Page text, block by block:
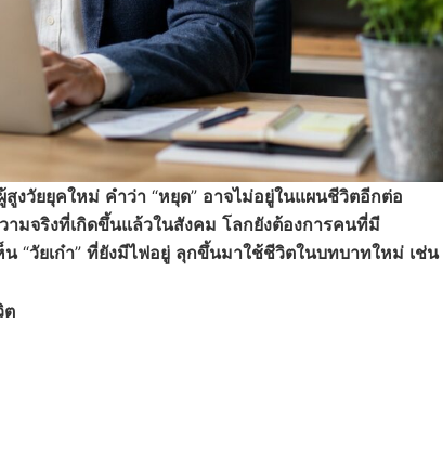
สูงวัยยุคใหม่ คำว่า “หยุด” อาจไม่อยู่ในแผนชีวิตอีกต่อ
ามจริงที่เกิดขึ้นแล้วในสังคม โลกยังต้องการคนที่มี
น“วัยเก๋า” ที่ยังมีไฟอยู่ ลุกขึ้นมาใช้ชีวิตในบทบาทใหม่ เช่น
ต